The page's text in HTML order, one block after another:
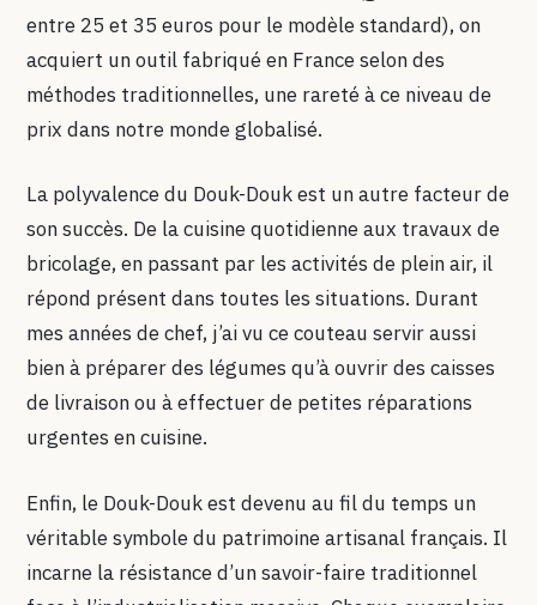
entre 25 et 35 euros pour le modèle standard), on
acquiert un outil fabriqué en France selon des
méthodes traditionnelles, une rareté à ce niveau de
prix dans notre monde globalisé.
La polyvalence du Douk-Douk est un autre facteur de
son succès. De la cuisine quotidienne aux travaux de
bricolage, en passant par les activités de plein air, il
répond présent dans toutes les situations. Durant
mes années de chef, j’ai vu ce couteau servir aussi
bien à préparer des légumes qu’à ouvrir des caisses
de livraison ou à effectuer de petites réparations
urgentes en cuisine.
Enfin, le Douk-Douk est devenu au fil du temps un
véritable symbole du patrimoine artisanal français. Il
incarne la résistance d’un savoir-faire traditionnel